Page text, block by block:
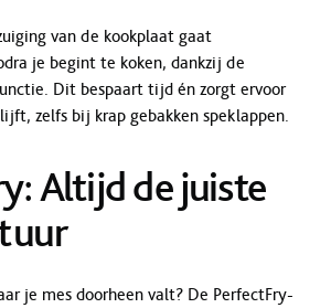
van de kookplaat gaat
je begint te koken, dankzij de
Dit bespaart tijd én zorgt ervoor
zelfs bij krap gebakken speklappen.
Altijd de juiste
je mes doorheen valt? De PerfectFry-